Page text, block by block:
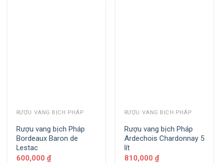
RƯỢU VANG BỊCH PHÁP
Rượu vang bịch Pháp
Bordeaux Baron de
Lestac
600,000 ₫
RƯỢU VANG BỊCH PHÁP
Rượu vang bịch Pháp
Ardechois Chardonnay 5
lít
810,000 ₫